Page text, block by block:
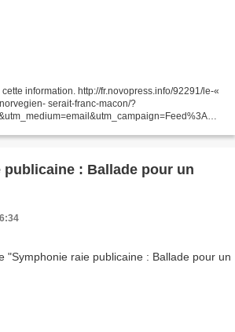
information. http://fr.novopress.info/92291/le-«
serait-franc-macon/?
publicaine : Ballade pour un